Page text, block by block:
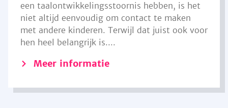
een taalontwikkelingsstoornis hebben, is het
niet altijd eenvoudig om contact te maken
met andere kinderen. Terwijl dat juist ook voor
hen heel belangrijk is....
Meer informatie